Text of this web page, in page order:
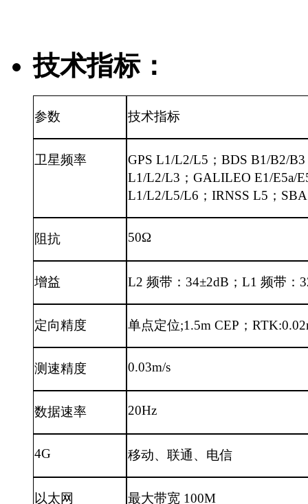
技术指标：
参数 技术指标
卫星频率
GPS L1/L2/L5；BDS B1/B2/
L1/L2/L3；GALILEO E1/E5a/
L1/L2/L5/L6；IRNSS L5；
阻抗 50Ω
增益 L2 频带：34±2dB；L1 频带：
定向精度 单点定位;1.5m CEP；
测速精度 0.03m/s
数据速率 20Hz
4G 移动、联通、电信
以太网 最大带宽 100M